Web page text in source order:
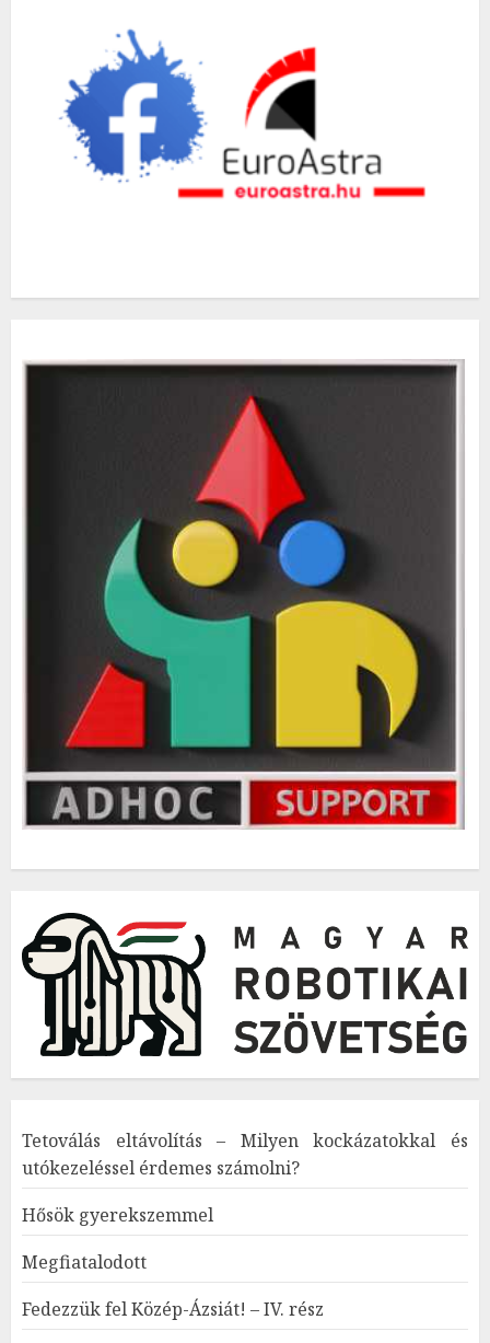
Tetoválás eltávolítás – Milyen kockázatokkal és
utókezeléssel érdemes számolni?
Hősök gyerekszemmel
Megfiatalodott
Fedezzük fel Közép-Ázsiát! – IV. rész